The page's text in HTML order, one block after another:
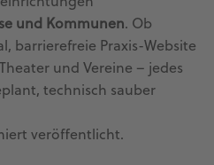
und Kommunen. Ob
barrierefreie Praxis-Website
und Vereine – jedes
technisch sauber
veröffentlicht.